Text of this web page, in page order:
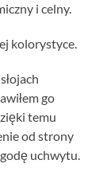
i celny.
kolorystyce.
go
temu
od strony
uchwytu.